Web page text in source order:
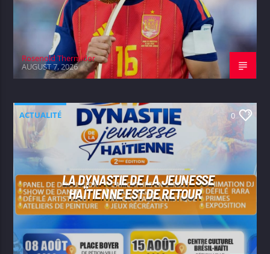
Rosenold Thermidor
AUGUST 7, 2026
ACTUALITÉ 0
LA DYNASTIE DE LA JEUNESSE
HAÏTIENNE EST DE RETOUR